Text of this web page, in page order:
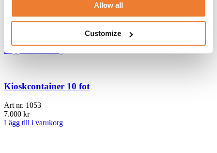
Allow all
Customize
Kontor 8 fot
Lägg till i varukorg
Kioskcontainer 10 fot
Art nr. 1053
7.000 kr
Lägg till i varukorg